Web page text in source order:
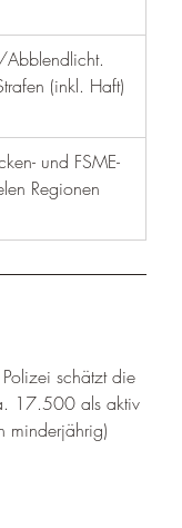
Abblendlicht.
(inkl. Haft)
und FSME-
Regionen
schätzt die
17.500 als aktiv
minderjährig)